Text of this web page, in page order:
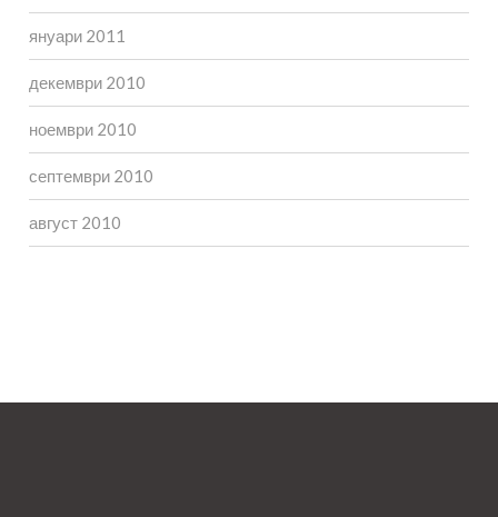
януари 2011
декември 2010
ноември 2010
септември 2010
август 2010